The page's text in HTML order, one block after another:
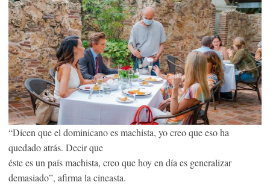
“Dicen que el dominicano es machista, yo creo que eso ha
quedado atrás. Decir que
éste es un país machista, creo que hoy en día es generalizar
demasiado”, afirma la cineasta.